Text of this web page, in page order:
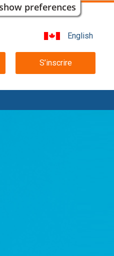
preferences
English
S’inscrire